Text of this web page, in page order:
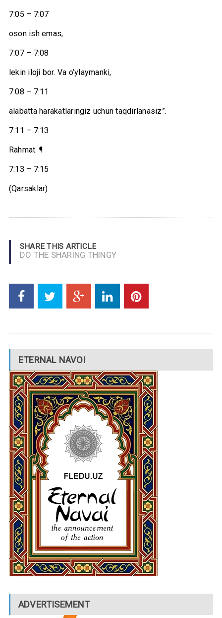
7:05 – 7:07
oson ish emas,
7:07 – 7:08
lekin iloji bor. Va o’ylaymanki,
7:08 – 7:11
alabatta harakatlaringiz uchun taqdirlanasiz”.
7:11 – 7:13
Rahmat. ¶
7:13 – 7:15
(Qarsaklar)
SHARE THIS ARTICLE
DO THE SHARING THINGY
ETERNAL NAVOI
ADVERTISEMENT